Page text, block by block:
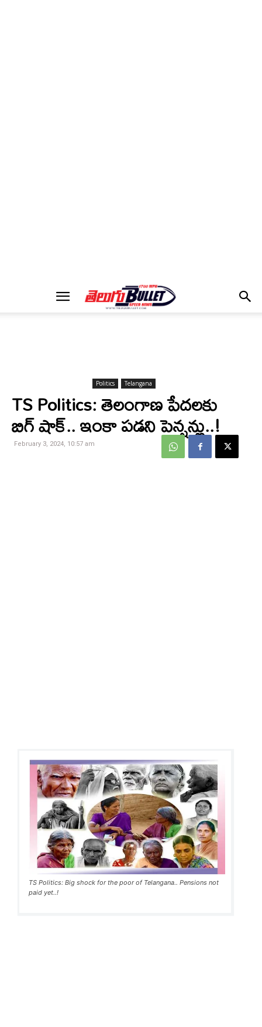
Politics Telangana
TS Politics: తెలంగాణ పేదలకు
బిగ్ షాక్.. ఇంకా పడని పెన్షన్లు..!
February 3, 2024, 10:57 am
TS Politics: Big shock for the poor of Telangana.. Pensions not
paid yet..!